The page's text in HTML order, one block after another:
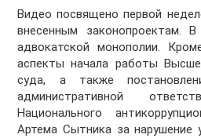
Видео посвящено первой
внесенным законопроектам.
адвокатской монополии.
аспекты начала работы
суда, а также
административной
Национального
Артема Сытника за нарушение